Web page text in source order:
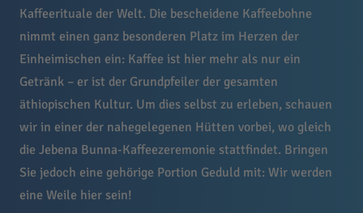
Kaffeerituale der Welt. Die bescheidene Kaffeebohne
nimmt einen ganz besonderen Platz im Herzen der
Einheimischen ein: Kaffee ist hier mehr als nur ein
Getränk – er ist der Grundpfeiler der gesamten
äthiopischen Kultur. Um dies selbst zu erleben, schauen
wir in einer der nahegelegenen Hütten vorbei, wo gleich
die Jebena Bunna-Kaffeezeremonie stattfindet. Bringen
Sie jedoch eine gehörige Portion Geduld mit: Wir werden
eine Weile hier sein!